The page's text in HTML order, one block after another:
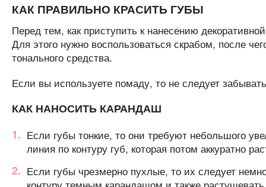
КАК ПРАВИЛЬНО КРАСИТЬ ГУБЫ
Перед тем, как приступить к нанесению
Для этого нужно воспользоваться скрабом, после
тонального средства.
Если вы используете помаду, то не следует
КАК НАНОСИТЬ КАРАНДАШ
Если губы тонкие, то они требуют небольшого
линия по контуру губ, которая потом аккуратно
Если губы чрезмерно пухлые, то их следует